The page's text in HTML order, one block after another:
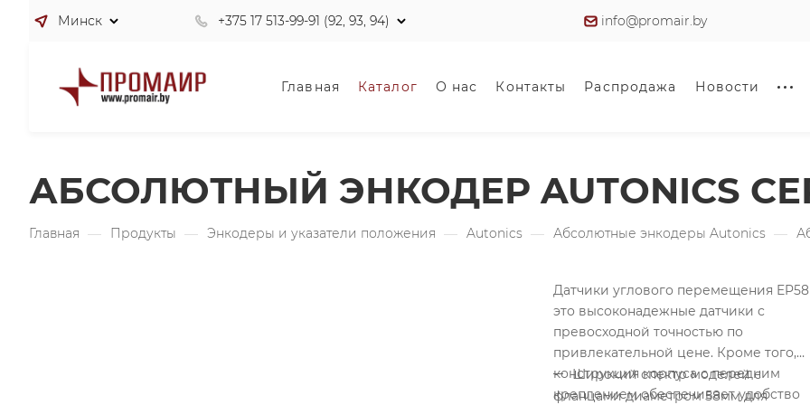
Минск +375 17 513-99-91 (92, 93, 94) info@promair.by
Главная Каталог О нас Контакты Распродажа Новости
АБСОЛЮТНЫЙ ЭНКОДЕР AUTONICS
Главная — Продукты — Энкодеры и указатели положения — Autonics — Абсолютные энкодеры Autonics —
Датчики углового перемещения EP58
это высоконадежные датчики с
превосходной точностью по
привлекательной цене. Кроме того,
конструкция корпуса с передним
креплением обеспечивает удобство
Широкий спектр моделей с
фланцами диаметром 58мм для